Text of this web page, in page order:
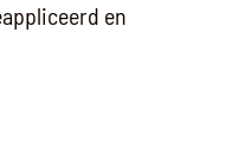
en